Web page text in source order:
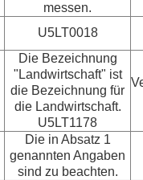
messen.
U5LT0018
Die Bezeichnung
"Landwirtschaft" ist
die Bezeichnung für
die Landwirtschaft.
U5LT1178
Die in Absatz 1
genannten Angaben
sind zu beachten.